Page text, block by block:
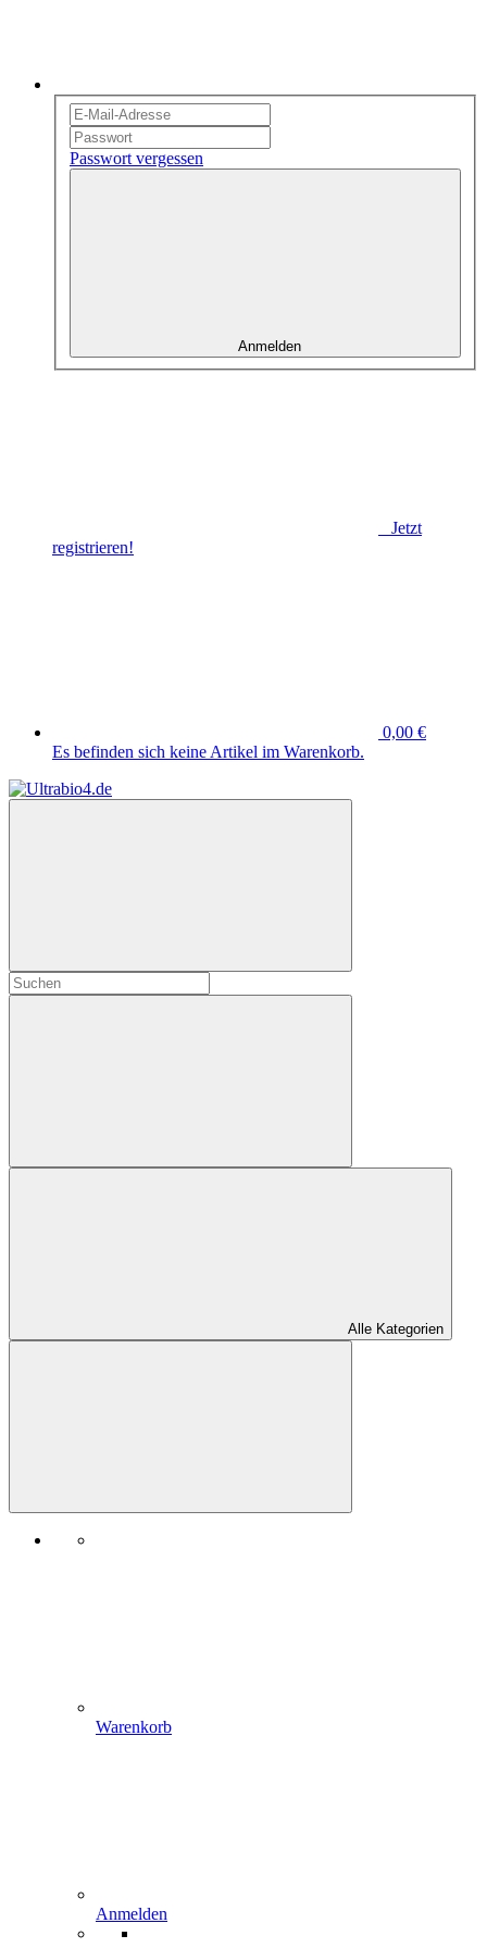
Passwort vergessen
Anmelden
Jetzt
registrieren!
0,00 €
Es befinden sich keine Artikel im Warenkorb.
Alle Kategorien
Warenkorb
Anmelden